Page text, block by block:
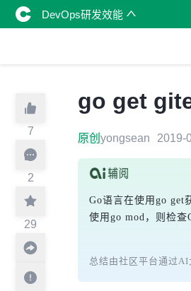
DevOps研发效能
7
2
29
go get
原创 yongsean 2019-
Go语言在使用go get
使用go mod，则检查
总结由社区平台通过